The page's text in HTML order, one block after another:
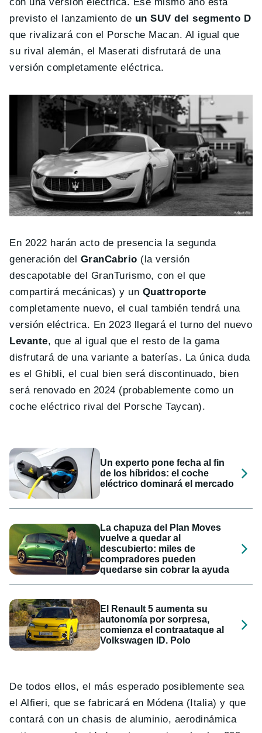
previsto el lanzamiento de un SUV del segmento D
que rivalizará con el Porsche Macan. Al igual que
su rival alemán, el Maserati disfrutará de una
versión completamente eléctrica.
En 2022 harán acto de presencia la segunda
generación del GranCabrio (la versión
descapotable del GranTurismo, con el que
compartirá mecánicas) y un Quattroporte
completamente nuevo, el cual también tendrá una
versión eléctrica. En 2023 llegará el turno del nuevo
Levante, que al igual que el resto de la gama
disfrutará de una variante a baterías. La única duda
es el Ghibli, el cual bien será discontinuado, bien
será renovado en 2024 (probablemente como un
coche eléctrico rival del Porsche Taycan).
Un experto pone fecha al fin
de los híbridos: el coche
eléctrico dominará el mercado
La chapuza del Plan Moves
vuelve a quedar al
descubierto: miles de
compradores pueden
quedarse sin cobrar la ayuda
El Renault 5 aumenta su
autonomía por sorpresa,
comienza el contraataque al
Volkswagen ID. Polo
De todos ellos, el más esperado posiblemente sea
el Alfieri, que se fabricará en Módena (Italia) y que
contará con un chasis de aluminio, aerodinámica